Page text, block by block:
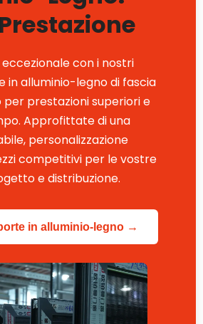
con i nostri
in alluminio-legno di fascia
prestazioni superiori e
Approfittate di una
personalizzazione
competitivi per le vostre
e distribuzione.
in alluminio-legno →